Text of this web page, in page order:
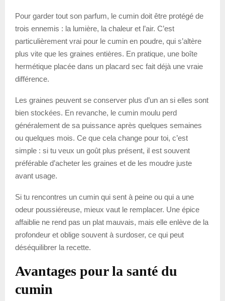
Pour garder tout son parfum, le cumin doit être protégé de
trois ennemis : la lumière, la chaleur et l’air. C’est
particulièrement vrai pour le cumin en poudre, qui s’altère
plus vite que les graines entières. En pratique, une boîte
hermétique placée dans un placard sec fait déjà une vraie
différence.
Les graines peuvent se conserver plus d’un an si elles sont
bien stockées. En revanche, le cumin moulu perd
généralement de sa puissance après quelques semaines
ou quelques mois. Ce que cela change pour toi, c’est
simple : si tu veux un goût plus présent, il est souvent
préférable d’acheter les graines et de les moudre juste
avant usage.
Si tu rencontres un cumin qui sent à peine ou qui a une
odeur poussiéreuse, mieux vaut le remplacer. Une épice
affaiblie ne rend pas un plat mauvais, mais elle enlève de la
profondeur et oblige souvent à surdoser, ce qui peut
déséquilibrer la recette.
Avantages pour la santé du
cumin